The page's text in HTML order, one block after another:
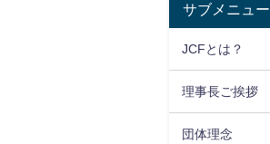
サブメニュー
JCFとは？
理事長ご挨拶
団体理念